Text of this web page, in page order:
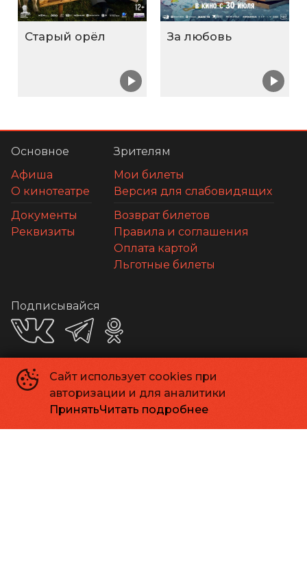
Старый орёл За любовь
Сайт использует cookies при
авторизации и для аналитики
ПринятьЧитать подробнее
Основное
Афиша
О кинотеатре
Документы
Реквизиты
Зрителям
Мои билеты
Версия для слабовидящих
Возврат билетов
Правила и соглашения
Оплата картой
Льготные билеты
Подписывайся
Приложения